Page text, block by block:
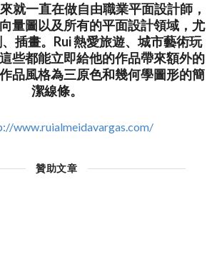
就一直在做自由職業平面設計師，
量圖以及所有的平面設計領域，尤
插畫。Rui 熱愛旅遊、城市藝術玩
些都能立即給他的作品帶來額外的
品風格為三原色和幾何學圖形的簡
潔線條。
www.ruialmeidavargas.com/
贊助文章